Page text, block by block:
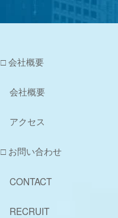
□ 会社概要
会社概要
アクセス
□ お問い合わせ
CONTACT
RECRUIT